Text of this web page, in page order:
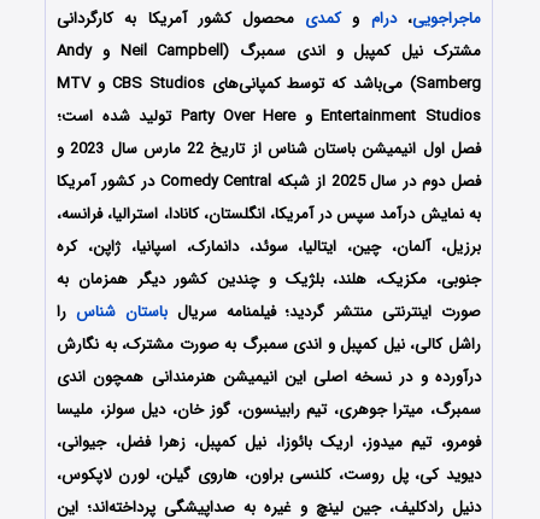
ماجراجویی،درام وکمدی محصول کشور آمریکا به کارگردانی
مشترک نیل کمپبل و اندی سمبرگ (Neil Campbell و Andy
Samberg) می‌باشد که توسط کمپانی‌های CBS Studios و MTV
Entertainment Studios و Party Over Here تولید شده است؛
فصل اول انیمیشن باستان شناس از تاریخ 22 مارس سال 2023 و
فصل دوم در سال 2025 از شبکه Comedy Central در کشور آمریکا
به نمایش درآمد سپس در آمریکا، انگلستان، کانادا، استرالیا، فرانسه،
برزیل، آلمان، چین، ایتالیا، سوئد، دانمارک، اسپانیا، ژاپن، کره
جنوبی، مکزیک، هلند، بلژیک و چندین کشور دیگر همزمان به
صورت اینترنتی منتشر گردید؛ فیلمنامه سریالباستان شناسرا
راشل کالی، نیل کمپبل و اندی سمبرگ به صورت مشترک، به نگارش
درآورده و در نسخه اصلی این انیمیشن هنرمندانی همچون اندی
سمبرگ، میترا جوهری، تیم رابینسون، گوز خان، دیل سولز، ملیسا
فومرو، تیم میدوز، اریک بائوزا، نیل کمپبل، زهرا فضل، جیوانی،
دیوید کی، پل روست، کلنسی براون، هاروی گیلن، لورن لاپکوس،
دنیل رادکلیف، جین لینچ و غیره به صداپیشگی پرداخته‌‌اند؛ این